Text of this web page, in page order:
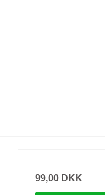
99,00 DKK